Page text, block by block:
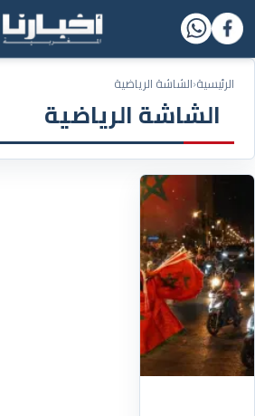
الرئيسية‹الشاشة الرياضية
الشاشة الرياضية